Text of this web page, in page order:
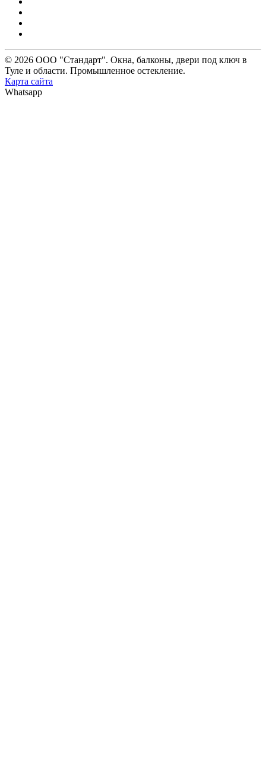
© 2026 ООО "Стандарт". Окна, балконы, двери под ключ в
Туле и области. Промышленное остекление.
Карта сайта
Whatsapp